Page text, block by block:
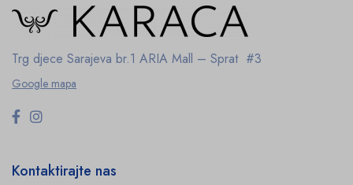
Trg djece Sarajeva br.1 ARIA Mall – Sprat #3
Google mapa
Kontaktirajte nas